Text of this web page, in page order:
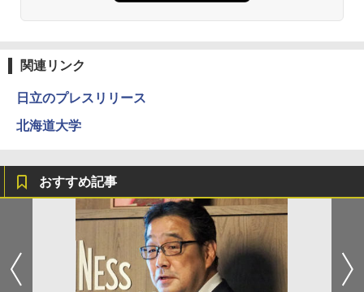
関連リンク
日立のプレスリリース
北海道大学
おすすめ記事